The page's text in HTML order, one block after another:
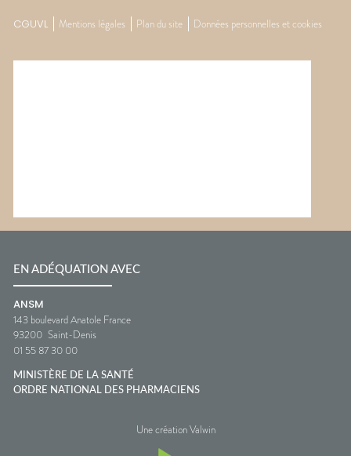
CGUVL Mentions légales Plan du site Données personnelles et cookies
EN ADÉQUATION AVEC
ANSM
143 boulevard Anatole France
93200 Saint-Denis
01 55 87 30 00
MINISTÈRE DE LA SANTÉ
ORDRE NATIONAL DES PHARMACIENS
Une création Valwin